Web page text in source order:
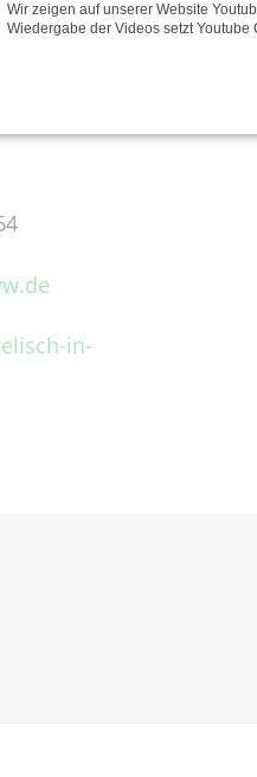
5
in-
Wir zeigen auf unserer Website
Wiedergabe der Videos setzt Youtube